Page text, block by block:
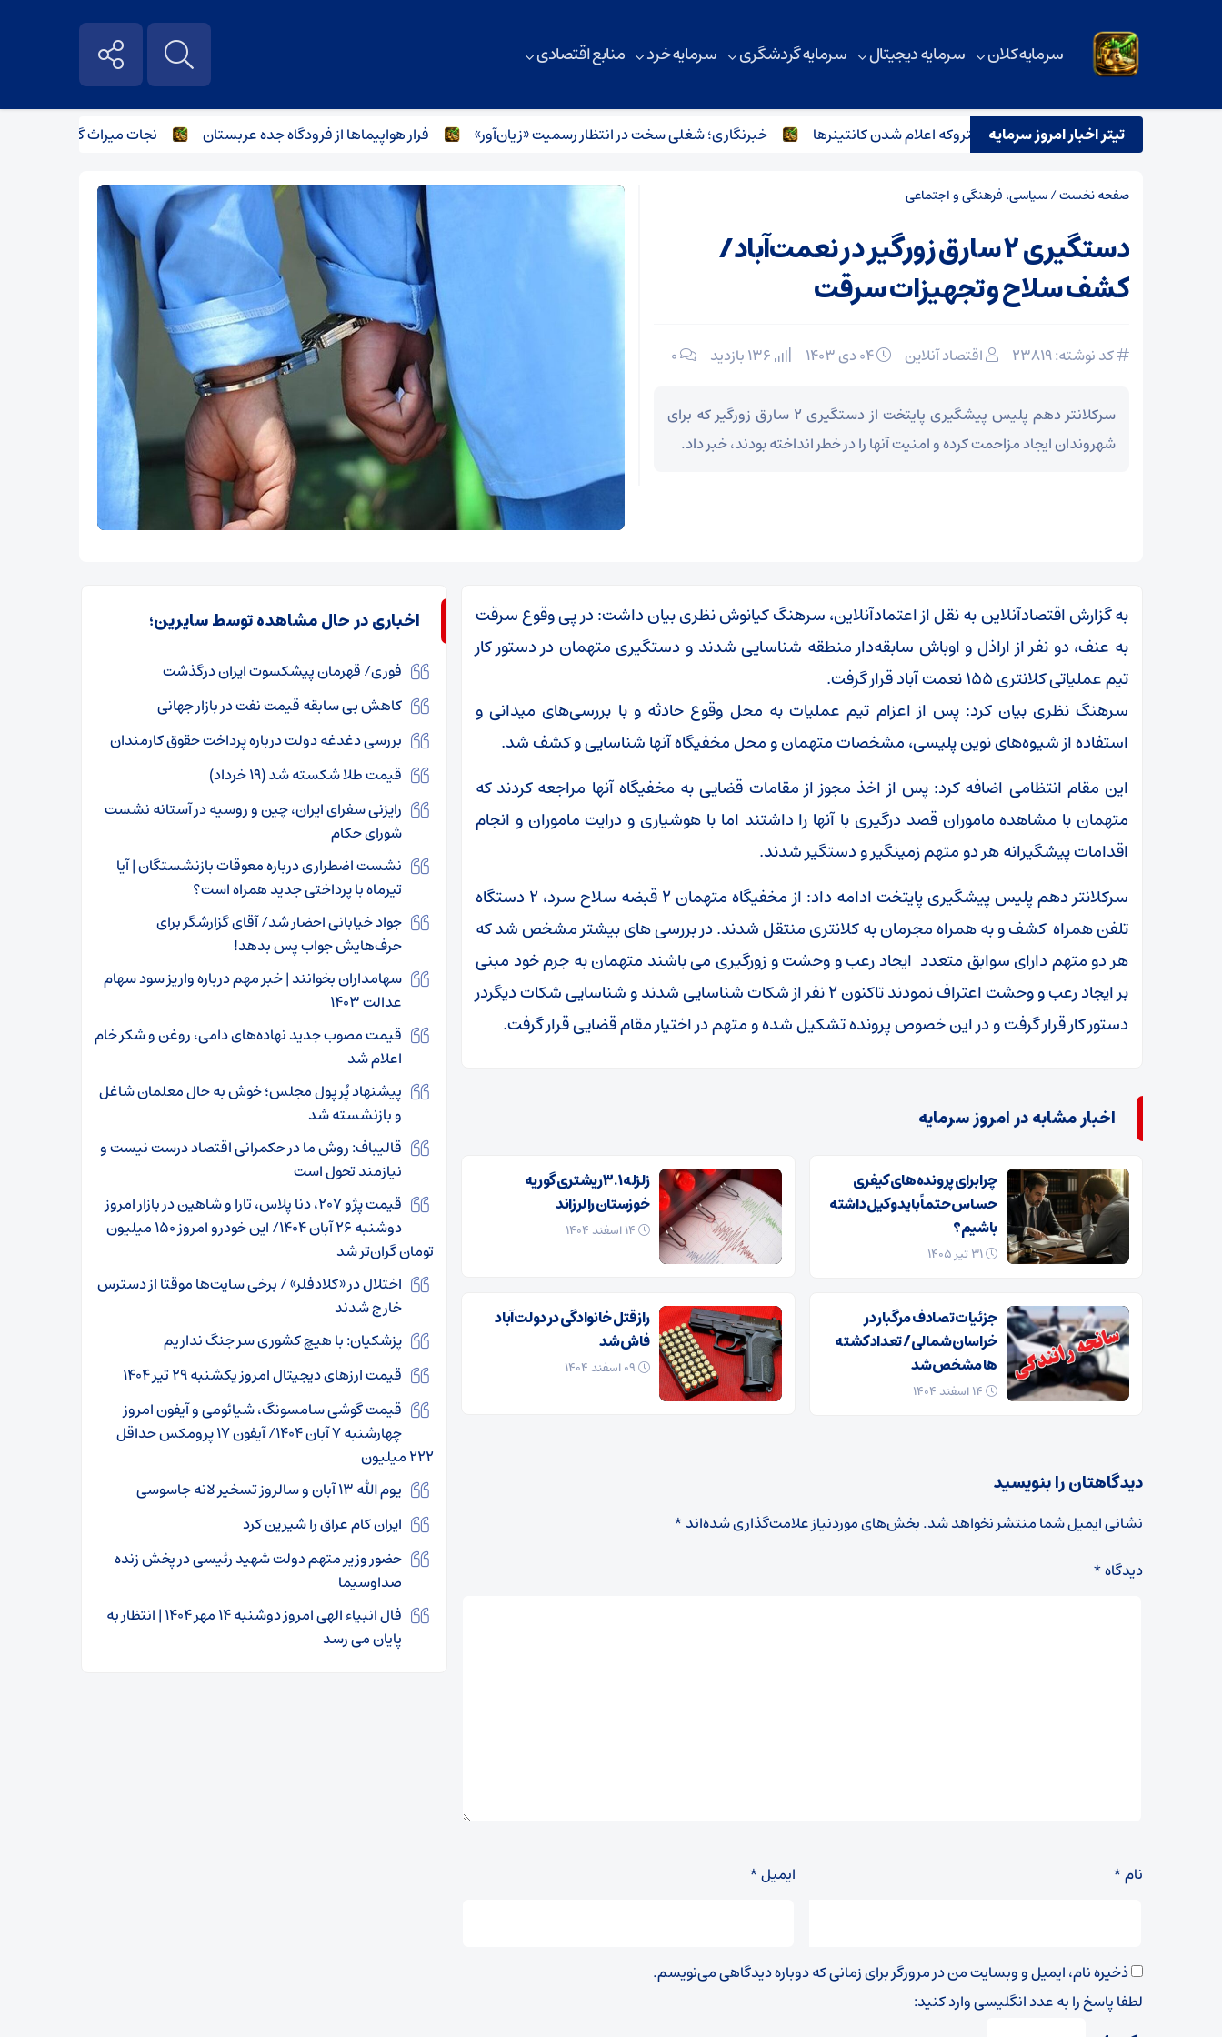
سرمایه کلان سرمایه دیجیتال سرمایه گردشگری سرمایه خرد منابع اقتصادی
تیتر اخبار امروز سرمایه
ایران و پاکستان برای جلوگیری از متروکه اعلام شدن کانتینرها خبرنگاری؛ شغلی سخت در انتظار رسمیت «زیان‌آور» فرار هواپیماها از فرودگاه جده عربستان نجات میراث گره‌خورده ایران؛
صفحه نخست/سیاسی، فرهنگی و اجتماعی
دستگیری ۲ سارق زورگیر در نعمت‌آباد/
کشف سلاح و تجهیزات سرقت
کد نوشته: 23819 اقتصاد آنلاین ۰
سرکلانتر دهم پلیس پیشگیری پایتخت از دستگیری ۲ سارق زورگیر که برای
شهروندان ایجاد مزاحمت کرده و امنیت آنها را در خطر انداخته بودند، خبر داد.
به گزارش اقتصادآنلاین به نقل از اعتمادآنلاین، سرهنگ کیانوش نظری بیان داشت: در پی وقوع سرقت
به عنف، دو نفر از اراذل و اوباش سابقه‌دار منطقه شناسایی شدند و دستگیری متهمان در دستور کار
تیم عملیاتی کلانتری ۱۵۵ نعمت آباد قرار گرفت.
سرهنگ نظری بیان کرد: پس از اعزام تیم عملیات به محل وقوع حادثه و با بررسی‌های میدانی و
استفاده از شیوه‌های نوین پلیسی، مشخصات متهمان و محل مخفیگاه آنها شناسایی و کشف شد.
این مقام انتظامی اضافه کرد: پس از اخذ مجوز از مقامات قضایی به مخفیگاه آنها مراجعه کردند که
متهمان با مشاهده ماموران قصد درگیری با آنها را داشتند اما با هوشیاری و درایت ماموران و انجام
اقدامات پیشگیرانه هر دو متهم زمینگیر و دستگیر شدند.
سرکلانتر دهم پلیس پیشگیری پایتخت ادامه داد: از مخفیگاه متهمان ۲ قبضه سلاح سرد، ۲ دستگاه
تلفن همراه کشف و به همراه مجرمان به کلانتری منتقل شدند. در بررسی های بیشتر مشخص شد که
هر دو متهم دارای سوابق متعدد ایجاد رعب و وحشت و زورگیری می باشند متهمان به جرم خود مبنی
بر ایجاد رعب و وحشت اعتراف نمودند تاکنون ۲ نفر از شکات شناسایی شدند و شناسایی شکات دیگردر
دستور کار قرار گرفت و در این خصوص پرونده تشکیل شده و متهم در اختیار مقام قضایی قرار گرفت.
اخبار مشابه در امروز سرمایه
چرا برای پرونده‌های کیفری
حساس حتماً باید وکیل داشته
باشیم؟
زلزله ۳.۱ ریشتری گوریه
خوزستان را لرزاند
جزئیات تصادف مرگبار در
خراسان‌شمالی/ تعداد کشته
ها مشخص شد
راز قتل خانوادگی در دولت‌آباد
فاش شد
دیدگاهتان را بنویسید
نشانی ایمیل شما منتشر نخواهد شد.بخش‌های موردنیاز علامت‌گذاری شده‌اند*
دیدگاه*
نام* ایمیل*
ذخیره نام، ایمیل و وبسایت من در مرورگر برای زمانی که دوباره دیدگاهی می‌نویسم.
لطفا پاسخ را به عدد انگلیسی وارد کنید:
اخباری در حال مشاهده توسط سایرین؛
فوری/ قهرمان پیشکسوت ایران درگذشت
کاهش بی سابقه قیمت نفت در بازار جهانی
بررسی دغدغه دولت درباره پرداخت حقوق کارمندان
قیمت طلا شکسته شد (۱۹ خرداد)
رایزنی سفرای ایران، چین و روسیه در آستانه نشست
شورای حکام
نشست اضطراری درباره معوقات بازنشستگان | آیا
تیرماه با پرداختی جدید همراه است؟
جواد خیابانی احضار شد/ آقای گزارشگر برای
حرف‌هایش جواب پس بدهد!
سهامداران بخوانند | خبر مهم درباره واریز سود سهام
عدالت ۱۴۰۳
قیمت مصوب جدید نهاده‌های دامی، روغن و شکر خام
اعلام شد
پیشنهاد پُرپول مجلس؛ خوش به حال معلمان شاغل
و بازنشسته شد
قالیباف: روش ما در حکمرانی اقتصاد درست نیست و
نیازمند تحول است
قیمت پژو ۲۰۷، دنا پلاس، تارا و شاهین در بازار امروز
دوشنبه ۲۶ آبان ۱۴۰۴/ این خودرو امروز ۱۵۰ میلیون
تومان گران‌تر شد
اختلال در «کلادفلر» / برخی سایت‌ها موقتا از دسترس
خارج شدند
پزشکیان: با هیچ کشوری سر جنگ نداریم
قیمت ارز‌های دیجیتال امروز یکشنبه ۲۹ تیر ۱۴۰۴
قیمت گوشی سامسونگ، شیائومی و آیفون امروز
چهارشنبه ۷ آبان ۱۴۰۴/ آیفون ۱۷ پرومکس حداقل
۲۲۲ میلیون
یوم الله ۱۳ آبان و سالروز تسخیر لانه جاسوسی
ایران کام عراق را شیرین کرد
حضور وزیر متهم دولت شهید رئیسی در پخش زنده
صداوسیما
فال انبیاء الهی امروز دوشنبه ۱۴ مهر ۱۴۰۴ | انتظار به
پایان می رسد